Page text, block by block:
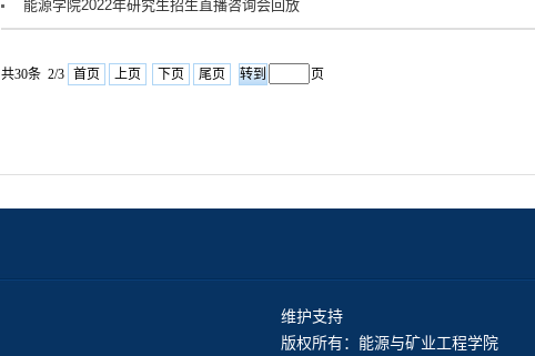
能源学院2022年研究生招生直播咨询会回放
共30条 2/3 首页 上页 下页 尾页 页
维护支持
版权所有：能源与矿业工程学院